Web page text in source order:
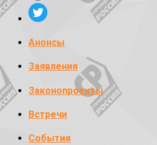
Анонсы
Заявления
Законопроекты
Встречи
События